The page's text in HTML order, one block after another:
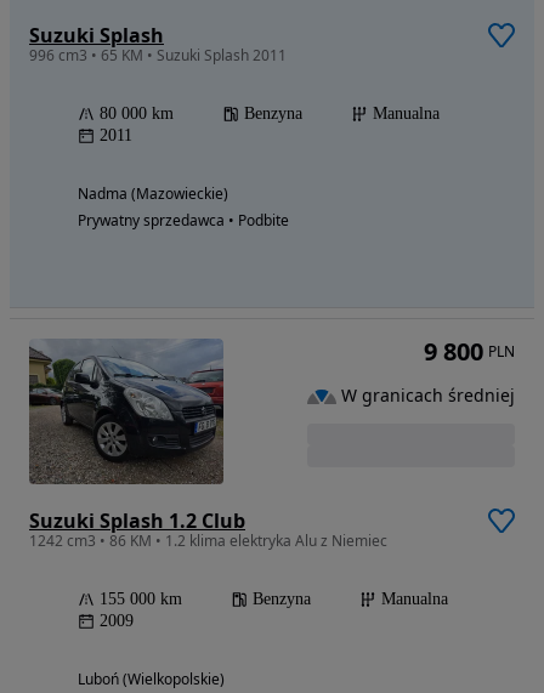
Suzuki Splash
996 cm3 • 65 KM • Suzuki Splash 2011
80 000 km Benzyna
Manualna
2011
Nadma (Mazowieckie)
Prywatny sprzedawca • Podbite
Suzuki Splash 1.2 Club
1242 cm3 • 86 KM • 1.2 klima elektryka Alu z Niemiec
155 000 km Benzyna
Manualna
2009
Luboń (Wielkopolskie)
9 800 PLN
W granicach średniej